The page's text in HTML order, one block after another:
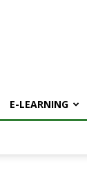
E-LEARNING